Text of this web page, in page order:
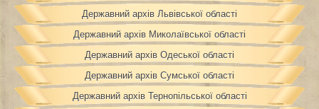
Державний архів Львівської області
Державний архів Миколаївської області
Державний архів Одеської області
Державний архів Сумської області
Державний архів Тернопільської області